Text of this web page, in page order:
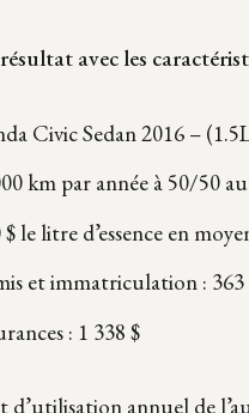
avec les
Civic Sedan 2016 –
km par année à 50/50
$ le litre d’essence en
et immatriculation : 363
: 1 338 $
annuel de